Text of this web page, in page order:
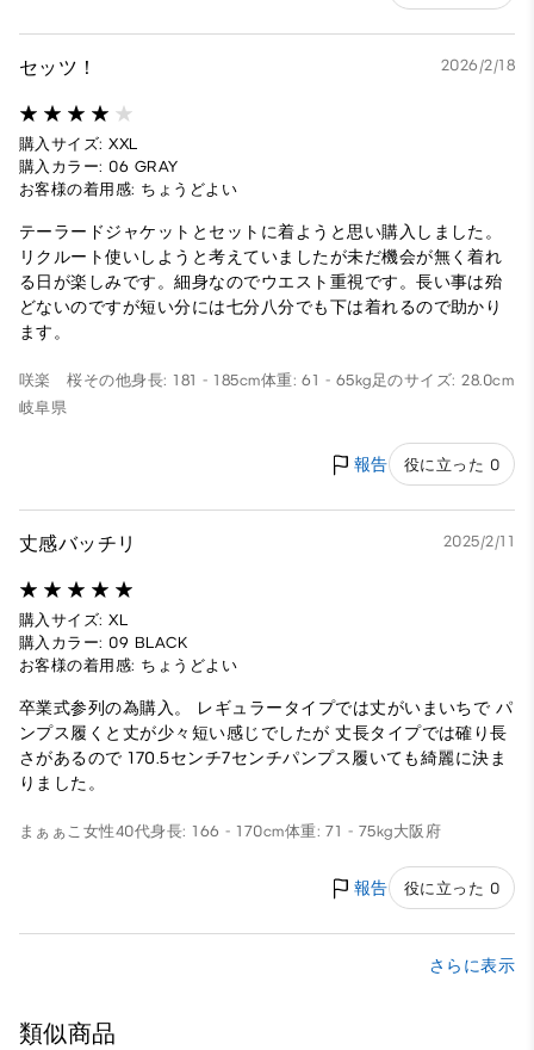
セッツ！ 2026/2/18
購入サイズ: XXL
購入カラー: 06 GRAY
お客様の着用感: ちょうどよい
テーラードジャケットとセットに着ようと思い購入しました。
リクルート使いしようと考えていましたが未だ機会が無く着れ
る日が楽しみです。細身なのでウエスト重視です。長い事は殆
どないのですが短い分には七分八分でも下は着れるので助かり
ます。
咲楽 桜その他身長: 181 - 185cm体重: 61 - 65kg足のサイズ: 28.0cm
岐阜県
報告 役に立った 0
丈感バッチリ 2025/2/11
購入サイズ: XL
購入カラー: 09 BLACK
お客様の着用感: ちょうどよい
卒業式参列の為購入。 レギュラータイプでは丈がいまいちで パ
ンプス履くと丈が少々短い感じでしたが 丈長タイプでは確り長
さがあるので 170.5センチ7センチパンプス履いても綺麗に決ま
りました。
まぁぁこ 女性40代身長: 166 - 170cm体重: 71 - 75kg大阪府
報告 役に立った 0
さらに表示
類似商品